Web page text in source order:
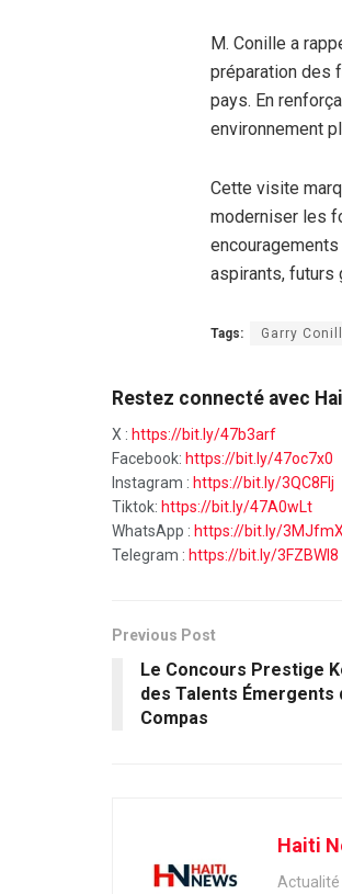
M. Conille a
préparation des
pays. En
environnement
Cette visite
moderniser les
aspirants, futurs
Tags: Garry
Restez connecté avec
X : https://bit.ly/47b3arf
Facebook: https://bit.ly/47oc7x0
Instagram : https://bit.ly/3QC8FIj
Tiktok: https://bit.ly/47A0wLt
WhatsApp : https://bit.ly/
Telegram : https://bit.ly/3FZBWI8
Previous Post
Le Concours Prestige
des Talents Émergents
Compas
Haiti
Actualité